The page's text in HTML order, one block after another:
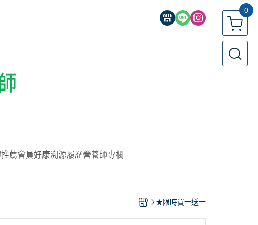
0
薦會員好康溯源履歷營養師專欄
★限時買一送一